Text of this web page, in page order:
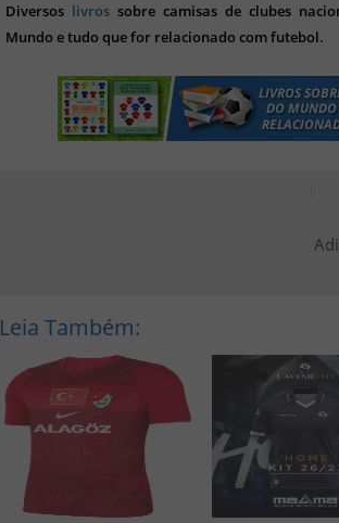
Diversos livros sobre camisas de clubes
Mundo e tudo que for relacionado com futebol.
Leia Também: